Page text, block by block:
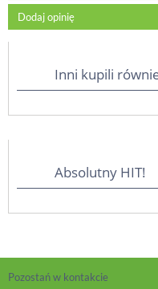
Dodaj opinię
Inni kupili
Absolutny HIT!
Pozostań w kontakcie